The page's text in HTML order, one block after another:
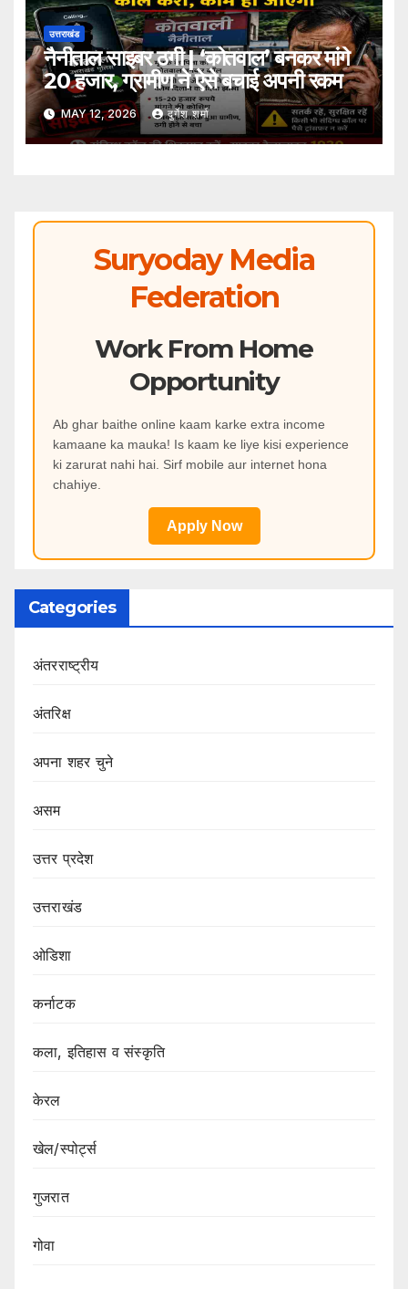
उत्तराखंड
नैनीताल साइबर ठगी | ‘कोतवाल’ बनकर मांगे
20 हजार, ग्रामीण ने ऐसे बचाई अपनी रकम
MAY 12, 2026 दुर्गेश शर्मा
Suryoday Media
Federation
Work From Home
Opportunity
Ab ghar baithe online kaam karke extra income
kamaane ka mauka! Is kaam ke liye kisi experience
ki zarurat nahi hai. Sirf mobile aur internet hona
chahiye.
Apply Now
Categories
अंतरराष्ट्रीय
अंतरिक्ष
अपना शहर चुने
असम
उत्तर प्रदेश
उत्तराखंड
ओडिशा
कर्नाटक
कला, इतिहास व संस्कृति
केरल
खेल/स्पोर्ट्स
गुजरात
गोवा